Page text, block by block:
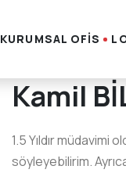
KURUMSAL OFİS
Kamil
1.5 Yıldır
söyleyebilirim.